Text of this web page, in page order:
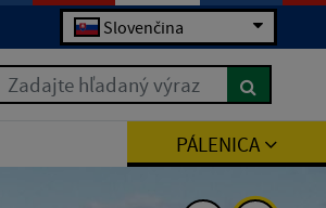
Slovenčina
Zadajte hľadaný výraz
PÁLENICA